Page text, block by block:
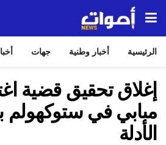
الرئيسية أخبار وطنية جهات
إغلاق تحقيق قضية
مبابي في
الأدلة